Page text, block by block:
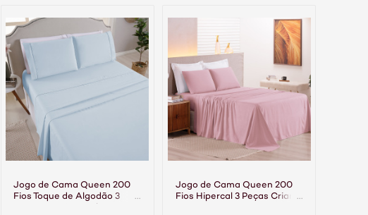
Jogo de Cama Queen 200
Fios Toque de Algodão 3
Jogo de Cama Queen 200
Fios Hipercal 3 Peças Criarte